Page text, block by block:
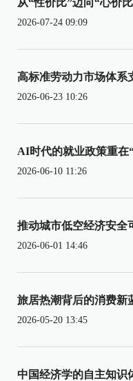
2026-07-24 09:09
高标准劳动力市场体系
2026-06-23 10:26
AI时代的就业政策重在
2026-06-10 11:26
推动城市低空经济安全
2026-06-01 14:46
旅居热潮背后的消费新
2026-05-20 13:45
中国经济学的自主知识